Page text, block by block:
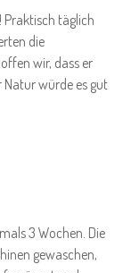
Praktisch täglich
die
wir, dass er
würde es gut
3 Wochen. Die
gewaschen,